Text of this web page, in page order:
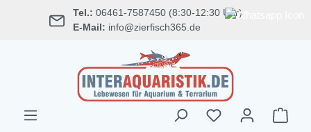
springen Tel.: 06461-7587450 (8:30-12:30 Uhr)
E-Mail: info@zierfisch365.de